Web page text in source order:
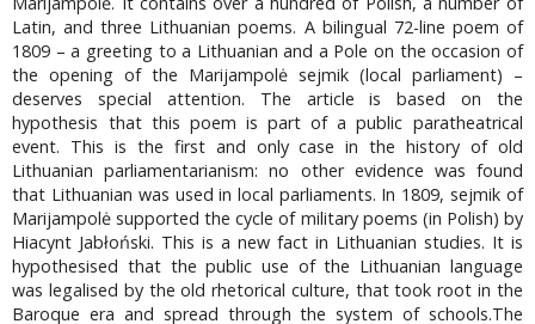
Latin, and three Lithuanian poems. A bilingual 72-line poem of
1809 – a greeting to a Lithuanian and a Pole on the occasion of
the opening of the Marijampolė sejmik (local parliament) –
deserves special attention. The article is based on the
hypothesis that this poem is part of a public paratheatrical
event. This is the first and only case in the history of old
Lithuanian parliamentarianism: no other evidence was found
that Lithuanian was used in local parliaments. In 1809, sejmik of
Marijampolė supported the cycle of military poems (in Polish) by
Hiacynt Jabłoński. This is a new fact in Lithuanian studies. It is
hypothesised that the public use of the Lithuanian language
was legalised by the old rhetorical culture, that took root in the
Baroque era and spread through the system of schools.The